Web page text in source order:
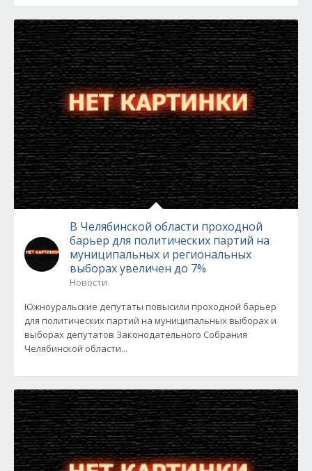
В Челябинской области проходной
барьер для политических партий на
муниципальных и региональных
выборах увеличен до 7%
Новости
Южноуральские депутаты повысили проходной барьер
для политических партий на муниципальных выборах и
выборах депутатов Законодательного Собрания
Челябинской области...